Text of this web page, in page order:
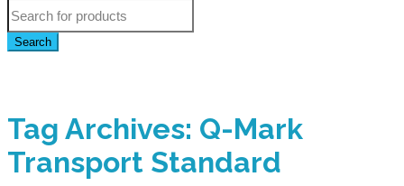
Search
Tag Archives: Q-Mark
Transport Standard